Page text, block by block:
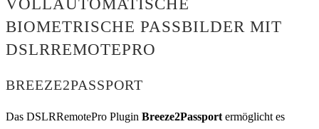
VOLLAUTOMATISCHE
BIOMETRISCHE PASSBILDER MIT
DSLRREMOTEPRO
BREEZE2PASSPORT
Das DSLRRemotePro Plugin Breeze2Passport ermöglicht es